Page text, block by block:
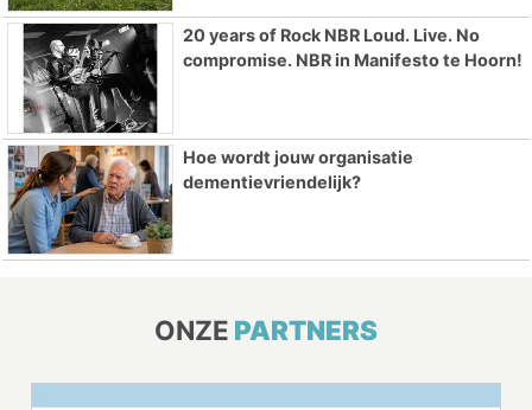
20 years of Rock NBR Loud. Live. No
compromise. NBR in Manifesto te Hoorn!
Hoe wordt jouw organisatie
dementievriendelijk?
ONZE PARTNERS